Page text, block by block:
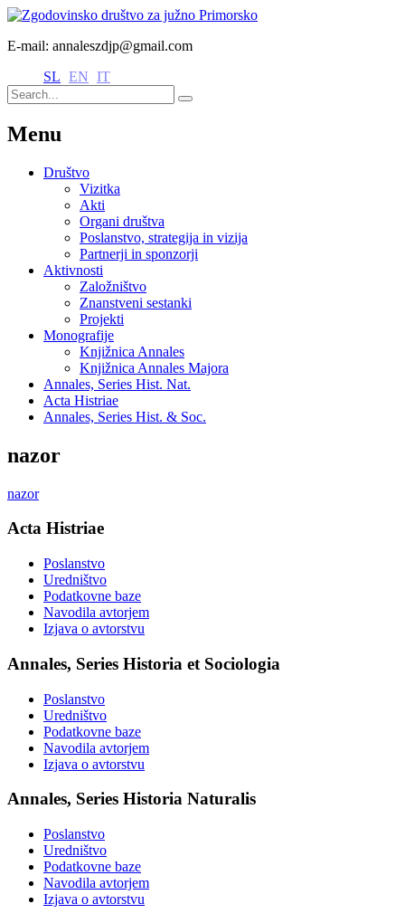
E-mail: annaleszdjp@gmail.com
SL EN IT
Menu
Društvo
Vizitka
Akti
Organi društva
Poslanstvo, strategija in vizija
Partnerji in sponzorji
Aktivnosti
Založništvo
Znanstveni sestanki
Projekti
Monografije
Knjižnica Annales
Knjižnica Annales Majora
Annales, Series Hist. Nat.
Acta Histriae
Annales, Series Hist. & Soc.
nazor
nazor
Acta Histriae
Poslanstvo
Uredništvo
Podatkovne baze
Navodila avtorjem
Izjava o avtorstvu
Annales, Series Historia et Sociologia
Poslanstvo
Uredništvo
Podatkovne baze
Navodila avtorjem
Izjava o avtorstvu
Annales, Series Historia Naturalis
Poslanstvo
Uredništvo
Podatkovne baze
Navodila avtorjem
Izjava o avtorstvu